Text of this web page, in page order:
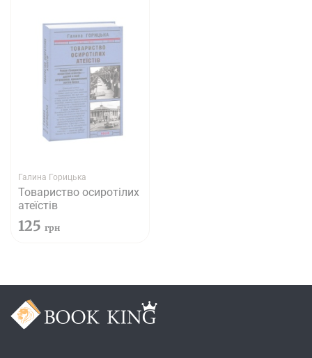
Галина Горицька
Товариство осиротілих
атеїстів
125 грн